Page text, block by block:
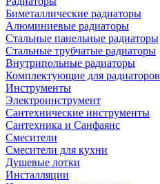
Биметаллические радиаторы
Алюминиевые радиаторы
Стальные панельные радиаторы
Стальные трубчатые радиаторы
Внутрипольные радиаторы
Комплектующие для радиаторов
Инструменты
Электроинструмент
Сантехнические инструменты
Сантехника и Санфаянс
Смесители
Смесители для кухни
Душевые лотки
Инсталляции